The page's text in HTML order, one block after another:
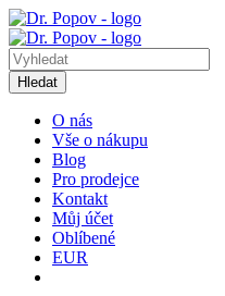
Hledat
O nás
Vše o nákupu
Blog
Pro prodejce
Kontakt
Můj účet
Oblíbené
EUR